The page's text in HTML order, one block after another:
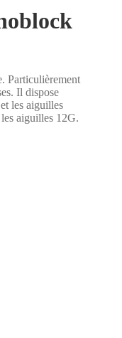
Particulièrement
Il dispose
les aiguilles
aiguilles 12G.